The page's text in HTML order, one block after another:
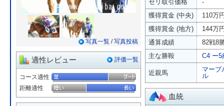
写真一覧 /写真投稿
適性レビュー 評価一覧
コース適性
距離適性
セリ取引価格
-
獲得賞金 (中央)
110万
獲得賞金 (地方)
144万
通算成績
82戦8
主な勝鞍
C4 ー5
近親馬
マーブ
ル
血統